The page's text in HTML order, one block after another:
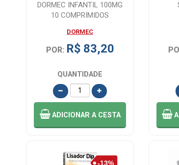
DORMEC INFANTIL 100MG
10 COMPRIMIDOS
DORMEC
POR: R$ 83,20
QUANTIDADE
ADICIONAR A CESTA